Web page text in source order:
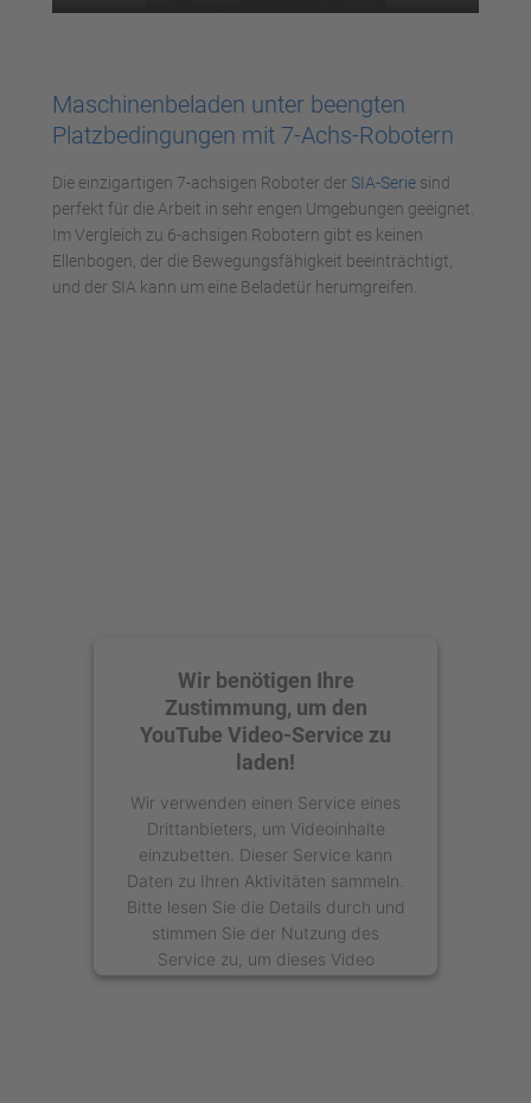
Maschinenbeladen unter beengten
Platzbedingungen mit 7-Achs-Robotern
Die einzigartigen 7-achsigen Roboter der SIA-Serie sind
perfekt für die Arbeit in sehr engen Umgebungen geeignet.
Im Vergleich zu 6-achsigen Robotern gibt es keinen
Ellenbogen, der die Bewegungsfähigkeit beeinträchtigt,
und der SIA kann um eine Beladetür herumgreifen.
Wir benötigen Ihre
Zustimmung, um den
YouTube Video-Service zu
laden!
Wir verwenden einen Service eines
Drittanbieters, um Videoinhalte
einzubetten. Dieser Service kann
Daten zu Ihren Aktivitäten sammeln.
Bitte lesen Sie die Details durch und
stimmen Sie der Nutzung des
Service zu, um dieses Video
anzusehen.